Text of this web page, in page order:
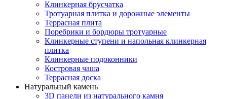
Клинкерная брусчатка
Тротуарная плитка и дорожные элементы
Террасная плита
Поребрики и бордюры тротуарные
Клинкерные ступени и напольная клинкерная
плитка
Клинкерные подоконники
Костровая чаша
Террасная доска
Натуральный камень
3D панели из натурального камня